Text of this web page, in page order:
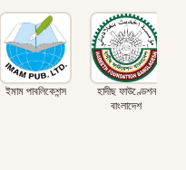
ইমাম পাবলিকেশন্স
হাদীছ ফাউণ্ডেশন
বাংলাদেশ